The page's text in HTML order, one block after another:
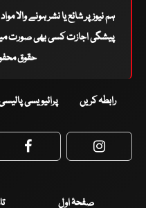
ہم نیوز پر شائع یا نشر ہونے والا
پیشگی اجازت کسی بھی صورت میں
حقوق
رابطہ کریں پرائیویسی
Facebook
صفحۂ اول